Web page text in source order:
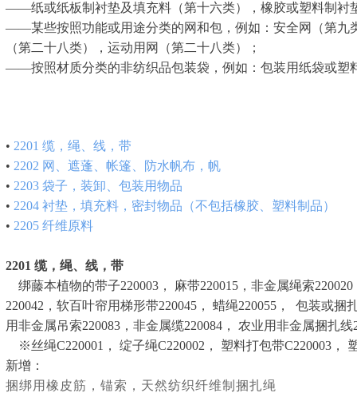
——纸或纸板制衬垫及填充料（第十六类），橡胶或塑料制衬
——某些按照功能或用途分类的网和包，例如：安全网（第九
（第二十八类），运动用网（第二十八类）；
——按照材质分类的非纺织品包装袋，例如：包装用纸袋或塑
• 2201 缆，绳、线，带
• 2202 网、遮蓬、帐篷、防水帆布，帆
• 2203 袋子，装卸、包装用物品
• 2204 衬垫，填充料，密封物品（不包括橡胶、塑料制品）
• 2205 纤维原料
2201 缆，绳、线，带
绑藤本植物的带子220003， 麻带220015，非金属绳索
220042，软百叶帘用梯形带220045， 蜡绳220055， 包装或
用非金属吊索220083，非金属缆220084， 农业用非金属捆扎
※丝绳C220001， 绽子绳C220002， 塑料打包带C220003，
新增：
捆绑用橡皮筋，锚索，天然纺织纤维制捆扎绳